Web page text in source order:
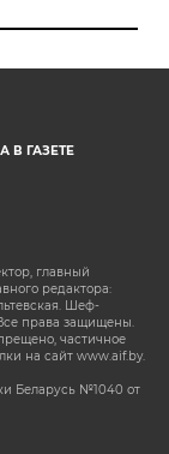
В ГАЗЕТЕ
главный
редактора:
Шеф-
права защищены.
частичное
на сайт www.aif.by.
Беларусь №1040 от